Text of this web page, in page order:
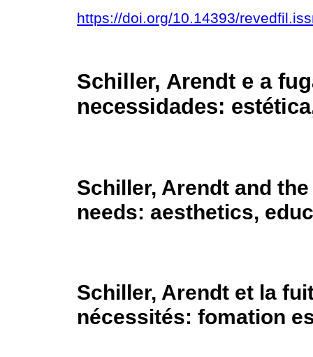
https://doi.org/10.14393/
Schiller, Arendt e a
necessidades:
Schiller, Arendt and
needs: aesthetics,
Schiller, Arendt et la
nécessités: fomation